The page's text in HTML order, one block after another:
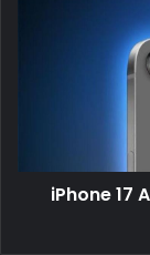
iPhone 17